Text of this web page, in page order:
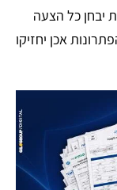
יבחן כל הצעה
אכן יחזיקו